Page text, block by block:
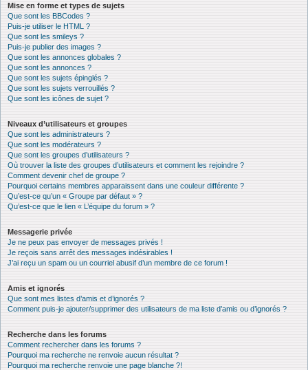
Mise en forme et types de sujets
Que sont les BBCodes ?
Puis-je utiliser le HTML ?
Que sont les smileys ?
Puis-je publier des images ?
Que sont les annonces globales ?
Que sont les annonces ?
Que sont les sujets épinglés ?
Que sont les sujets verrouillés ?
Que sont les icônes de sujet ?
Niveaux d’utilisateurs et groupes
Que sont les administrateurs ?
Que sont les modérateurs ?
Que sont les groupes d’utilisateurs ?
Où trouver la liste des groupes d’utilisateurs et comment les rejoindre ?
Comment devenir chef de groupe ?
Pourquoi certains membres apparaissent dans une couleur différente ?
Qu’est-ce qu’un « Groupe par défaut » ?
Qu’est-ce que le lien « L’équipe du forum » ?
Messagerie privée
Je ne peux pas envoyer de messages privés !
Je reçois sans arrêt des messages indésirables !
J’ai reçu un spam ou un courriel abusif d’un membre de ce forum !
Amis et ignorés
Que sont mes listes d’amis et d’ignorés ?
Comment puis-je ajouter/supprimer des utilisateurs de ma liste d’amis ou d’ignorés ?
Recherche dans les forums
Comment rechercher dans les forums ?
Pourquoi ma recherche ne renvoie aucun résultat ?
Pourquoi ma recherche renvoie une page blanche ?!